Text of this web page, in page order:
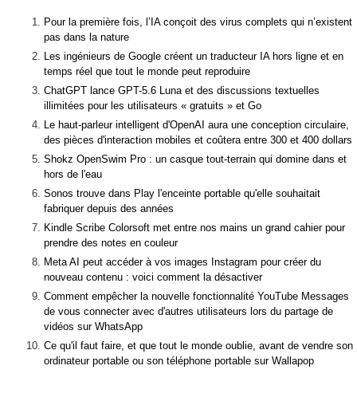
Pour la première fois, l’IA conçoit des virus complets qui n’existent
pas dans la nature
Les ingénieurs de Google créent un traducteur IA hors ligne et en
temps réel que tout le monde peut reproduire
ChatGPT lance GPT-5.6 Luna et des discussions textuelles
illimitées pour les utilisateurs « gratuits » et Go
Le haut-parleur intelligent d'OpenAI aura une conception circulaire,
des pièces d'interaction mobiles et coûtera entre 300 et 400 dollars
Shokz OpenSwim Pro : un casque tout-terrain qui domine dans et
hors de l'eau
Sonos trouve dans Play l'enceinte portable qu'elle souhaitait
fabriquer depuis des années
Kindle Scribe Colorsoft met entre nos mains un grand cahier pour
prendre des notes en couleur
Meta AI peut accéder à vos images Instagram pour créer du
nouveau contenu : voici comment la désactiver
Comment empêcher la nouvelle fonctionnalité YouTube Messages
de vous connecter avec d'autres utilisateurs lors du partage de
vidéos sur WhatsApp
Ce qu'il faut faire, et que tout le monde oublie, avant de vendre son
ordinateur portable ou son téléphone portable sur Wallapop